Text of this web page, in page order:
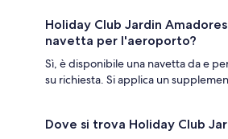
Holiday Club Jardin
navetta per l'aeroporto?
Sì, è disponibile una navetta da e
su richiesta. Si applica un
Dove si trova Holiday Club